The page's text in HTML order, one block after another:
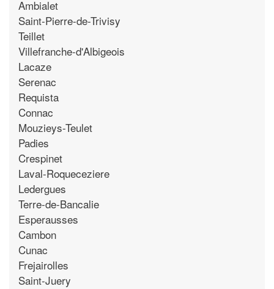
Ambialet
Saint-Pierre-de-Trivisy
Teillet
Villefranche-d'Albigeois
Lacaze
Serenac
Requista
Connac
Mouzieys-Teulet
Padies
Crespinet
Laval-Roqueceziere
Ledergues
Terre-de-Bancalie
Esperausses
Cambon
Cunac
Frejairolles
Saint-Juery